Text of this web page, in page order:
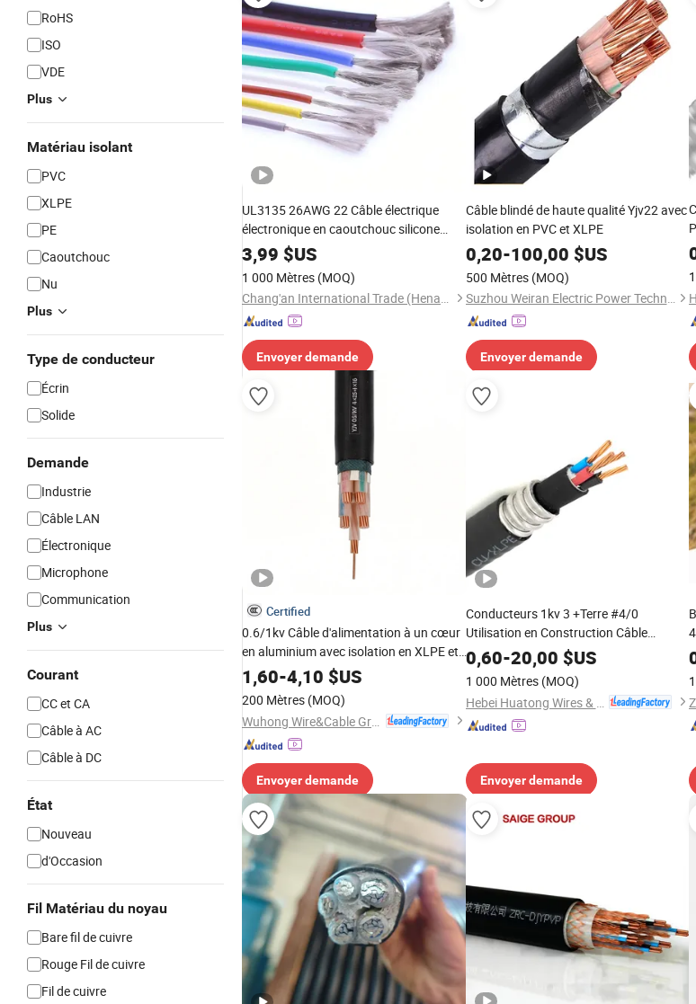
RoHS
ISO
VDE
Plus
Matériau isolant
PVC
XLPE
PE
Caoutchouc
Nu
Plus
Type de conducteur
Écrin
Solide
Demande
Industrie
Câble LAN
Électronique
Microphone
Communication
Plus
Courant
CC et CA
Câble à AC
Câble à DC
État
Nouveau
d'Occasion
Fil Matériau du noyau
Bare fil de cuivre
Rouge Fil de cuivre
Fil de cuivre
UL3135 26AWG 22 Câble électrique
électronique en caoutchouc silicone
souple PVC XLPE résistant à la chaleur
AWG
3,99 $US
1 000 Mètres (MOQ)
Chang'an International Trade (Henan) Co., Ltd.
Envoyer demande
Câble blindé de haute qualité Yjv22 avec
isolation en PVC et XLPE
0,20-100,00 $US
500 Mètres (MOQ)
Suzhou Weiran Electric Power Technology Co., Ltd.
Envoyer demande
Certified
0.6/1kv Câble d'alimentation à un cœur
en aluminium avec isolation en XLPE et
PVC Yjv22 Chauffage souterrain basse
tension
1,60-4,10 $US
200 Mètres (MOQ)
Envoyer demande
Conducteurs 1kv 3 +Terre #4/0
Utilisation en Construction Câble
Électrique Blindé Gaine PVC Globale
Teck90 Puissance Électrique
0,60-20,00 $US
1 000 Mètres (MOQ)
Envoyer demande